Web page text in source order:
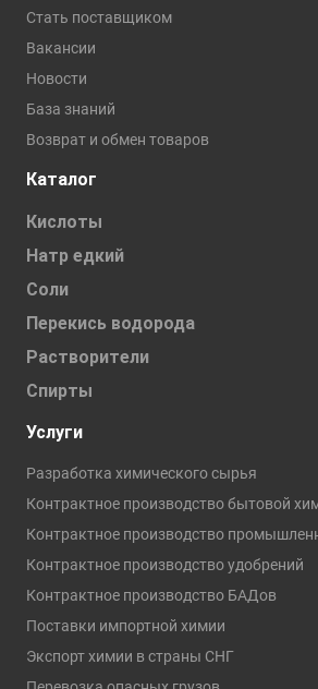
Стать поставщиком
Вакансии
Новости
База знаний
Возврат и обмен товаров
Каталог
Кислоты
Натр едкий
Соли
Перекись водорода
Растворители
Спирты
Услуги
Разработка химического сырья
Контрактное производство бытовой
Контрактное производство
Контрактное производство удобрений
Контрактное производство БАДов
Поставки импортной химии
Экспорт химии в страны СНГ